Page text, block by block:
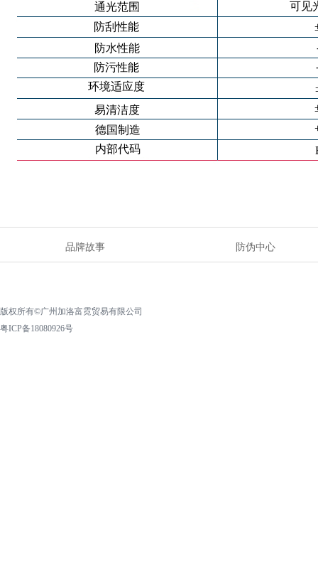
通光范围
防刮性能
防污性能
环境适应度
易清洁度
德国制造
内部代码
防水性能
可见
品牌故事 防伪中心
版权所有©广州加洛富霓贸易有限公司
粤ICP备18080926号